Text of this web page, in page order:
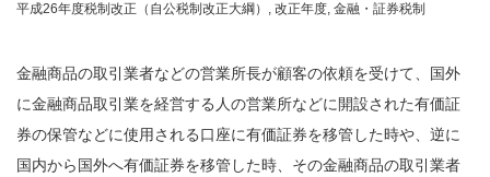
平成26年度税制改正（自公税制改正大綱） , 改正年度, 金融・証券税制
金融商品の取引業者などの営業所長が顧客の依頼を受けて、国外
に金融商品取引業を経営する人の営業所などに開設された有価証
券の保管などに使用される口座に有価証券を移管した時や、逆に
国内から国外へ有価証券を移管した時、その金融商品の取引業者